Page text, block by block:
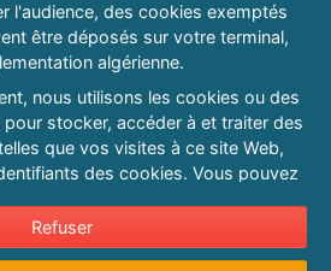
ALL RIGHTS RESERVED
l'audience, des cookies exemptés
être déposés sur votre terminal,
algérienne.
nous utilisons les cookies ou des
stocker, accéder à et traiter des
que vos visites à ce site Web,
des cookies. Vous pouvez
moment en cliquant sur « Refuser
Refuser